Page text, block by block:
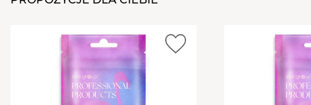
łatwością stworzysz wzorki oraz małe ikony
na paznokciach. Podczas wykonywania stylizacji
można go wykorzystywać do precyzyjnego
malowania przy skórkach.